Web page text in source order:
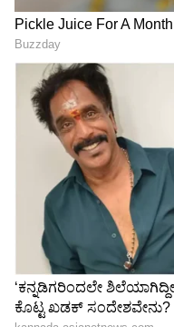
ತುಂಬಿದ AM/NS ಇಂಡಿಯಾ
ಉಕ್ಕು!
ತಿಲಕ್ ವರ್ಮಾ-ಅಮೃತಾ
ಫಡ್ನವಿಸ್ ನಡುವಿನ
ವಿಡಿಯೋ ಭಾರೀ ವೈರಲ್
LATEST VIDEOS
"ರಾಜಕೀಯ ಬೇಡ,
ಕನಕೋತ್ಸವದಲ್ಲಿ ರಿಷಬ್